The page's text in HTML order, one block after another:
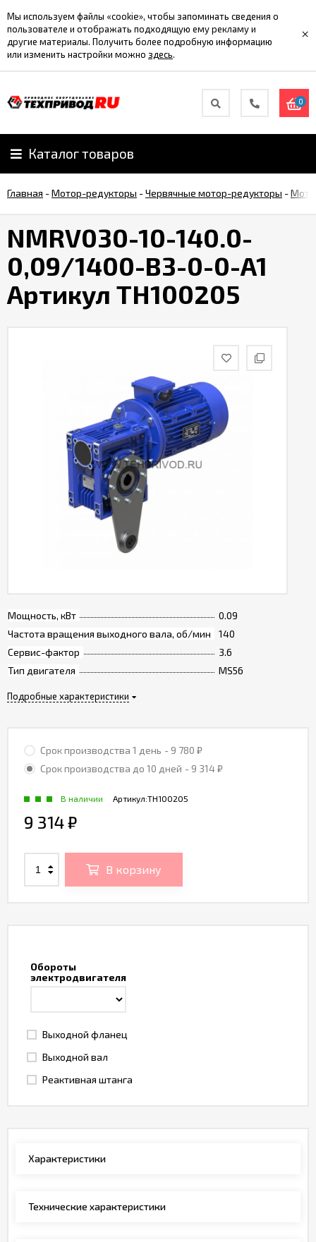
Мы используем файлы «cookie», чтобы запоминать сведения о
пользователе и отображать подходящую ему рекламу и
другие материалы. Получить более подробную информацию
или изменить настройки можно здесь.
×
0
Каталог товаров
Главная -Мотор-редукторы -Червячные мотор-редукторы -
NMRV030-10-140.0-
0,09/1400-B3-0-0-A1
Артикул TH100205
Обороты
электродвигателя
Выходной фланец
Выходной вал
Реактивная штанга
Мощность, кВт
0.09
Частота вращения выходного вала, об/мин
140
Сервис-фактор
3.6
Тип двигателя
MS56
Подробные характеристики
Срок производства 1 день - 9 780 ₽
Срок производства до 10 дней - 9 314₽
Артикул:TH100205
В наличии
9 314₽
В корзину
Характеристики
Технические характеристики